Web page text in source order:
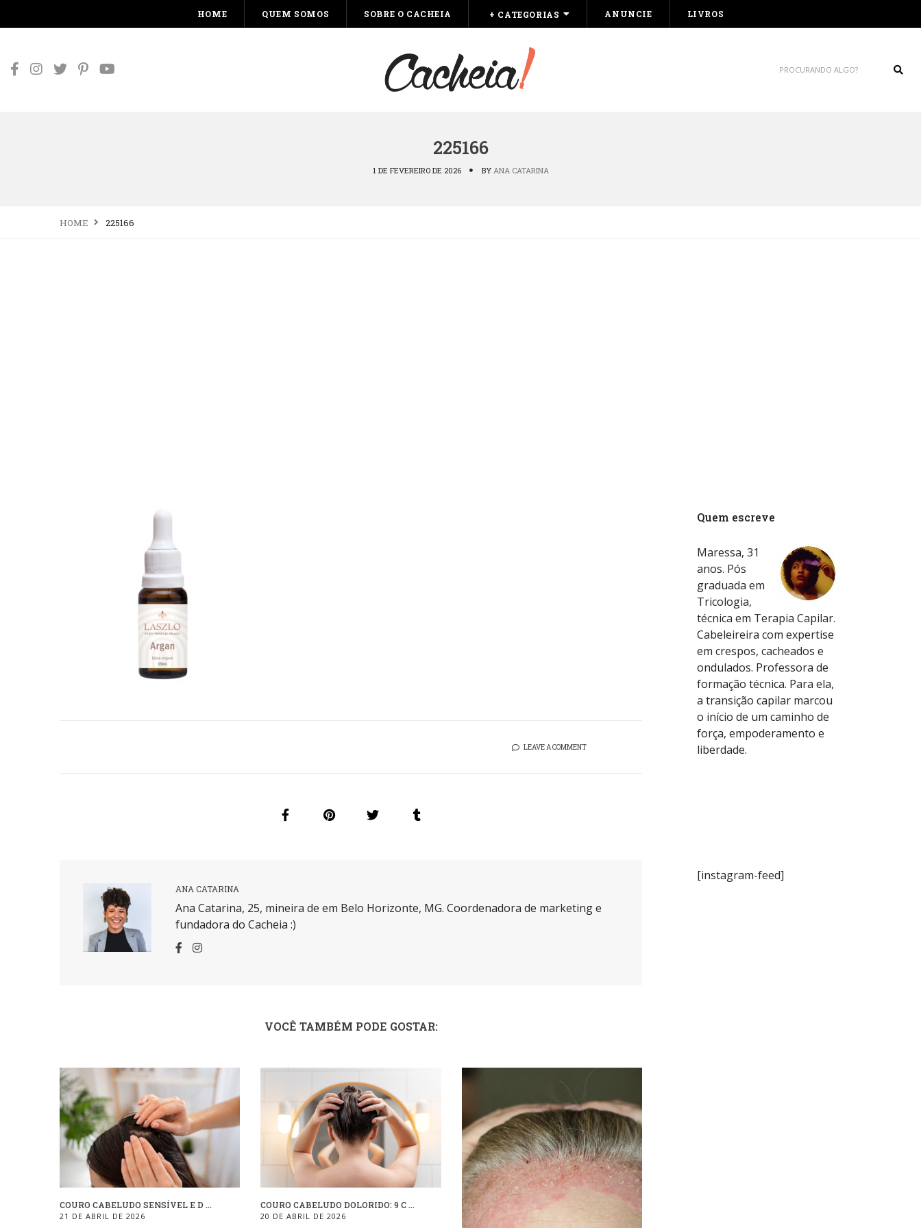
HOME QUEM SOMOS SOBRE O CACHEIA + CATEGORIAS ANUNCIE LIVROS
225166
1 DE FEVEREIRO DE 2026 BY ANA CATARINA
HOME 225166
LEAVE A COMMENT
ANA CATARINA
Ana Catarina, 25, mineira de em Belo Horizonte, MG. Coordenadora de marketing e
fundadora do Cacheia :)
VOCÊ TAMBÉM PODE GOSTAR:
COURO CABELUDO SENSÍVEL E D ...
21 DE ABRIL DE 2026
COURO CABELUDO DOLORIDO: 9 C ...
20 DE ABRIL DE 2026
Quem escreve
Maressa, 31
anos. Pós
graduada em
Tricologia,
técnica em Terapia Capilar.
Cabeleireira com expertise
em crespos, cacheados e
ondulados. Professora de
formação técnica. Para ela,
a transição capilar marcou
o início de um caminho de
força, empoderamento e
liberdade.
[instagram-feed]